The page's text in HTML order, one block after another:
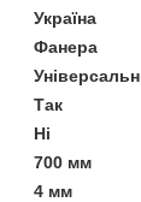
Україна
Фанера
Так
Ні
700 мм
4 мм